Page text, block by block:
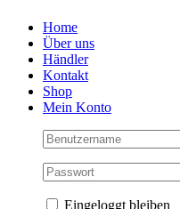
Home
Über uns
Händler
Kontakt
Shop
Mein Konto
Eingeloggt bleiben